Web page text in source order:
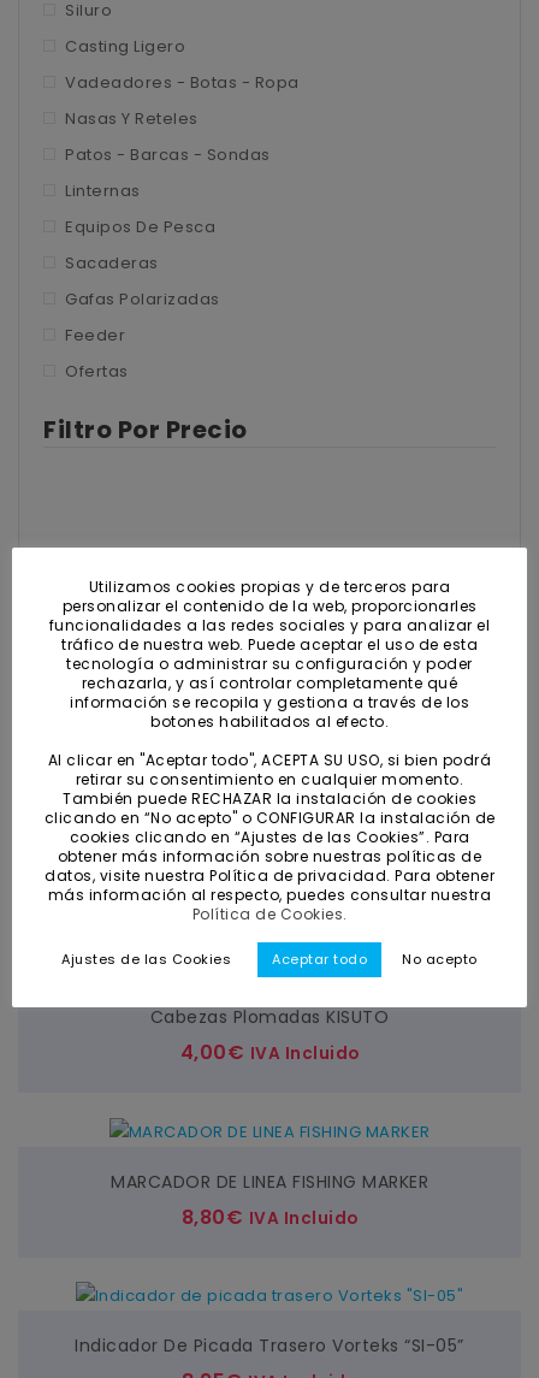
Casting ligero
Vadeadores – Botas – Ropa
Patos – Barcas – Sondas
Linternas
Sacaderas
Gafas polarizadas
Ofertas
Siluro
Casting Ligero
Vadeadores - Botas - Ropa
Nasas Y Reteles
Patos - Barcas - Sondas
Linternas
Equipos De Pesca
Sacaderas
Gafas Polarizadas
Feeder
Ofertas
Filtro Por Precio
mínimo
Precio
máximo
FILTRAR
RESETEAR FILTROS
Rejilla Lista
Cabezas Plomadas KISUTO
4,00€ IVA Incluido
MARCADOR DE LINEA FISHING MARKER
8,80€ IVA Incluido
Indicador De Picada Trasero Vorteks “SI-05”
Utilizamos cookies propias y de terceros para
personalizar el contenido de la web, proporcionarles
funcionalidades a las redes sociales y para analizar el
tráfico de nuestra web. Puede aceptar el uso de esta
tecnología o administrar su configuración y poder
rechazarla, y así controlar completamente qué
información se recopila y gestiona a través de los
botones habilitados al efecto.
Al clicar en "Aceptar todo", ACEPTA SU USO, si bien podrá
retirar su consentimiento en cualquier momento.
También puede RECHAZAR la instalación de cookies
clicando en “No acepto" o CONFIGURAR la instalación de
cookies clicando en “Ajustes de las Cookies”. Para
obtener más información sobre nuestras políticas de
datos, visite nuestra Política de privacidad. Para obtener
más información al respecto, puedes consultar nuestra
Política de Cookies.
Ajustes de las Cookies Aceptar todo No acepto